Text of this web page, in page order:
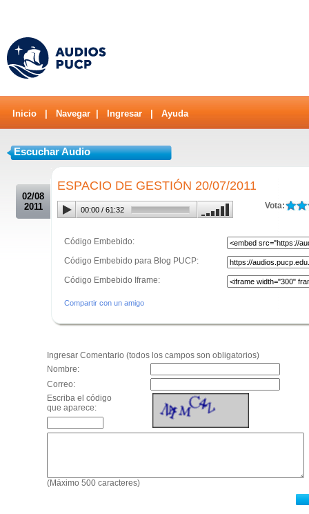
Inicio Navegar Ingresar Ayuda
Escuchar Audio
02/08
2011
ESPACIO DE GESTIÓN 20/07/2011
Vota:
00:00 / 61:32
Código Embebido:
Código Embebido para Blog PUCP:
Código Embebido Iframe:
Compartir con un amigo
Ingresar Comentario (todos los campos son obligatorios)
Nombre:
Correo:
Escriba el código
que aparece:
(Máximo 500 caracteres)